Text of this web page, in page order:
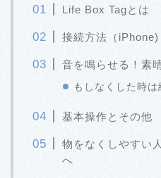
Life Box Tagとは
接続方法（iPhone)
音を鳴らせる！素
もしなくした時
基本操作とその他
物をなくしやすい
へ